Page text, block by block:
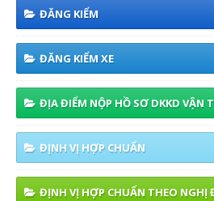
ĐĂNG KIỂM
ĐĂNG KIỂM XE
ĐỊA ĐIỂM NỘP HỒ SƠ DKKD VẬN
ĐỊNH VỊ HỢP CHUẨN
ĐỊNH VỊ HỢP CHUẨN THEO NGHỊ